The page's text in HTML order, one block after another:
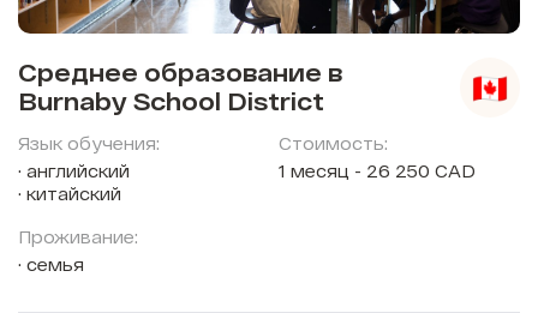
Среднее образование в
Burnaby School District
Язык обучения:
английский
китайский
Проживание:
семья
Стоимость:
1 месяц - 26 250 CAD